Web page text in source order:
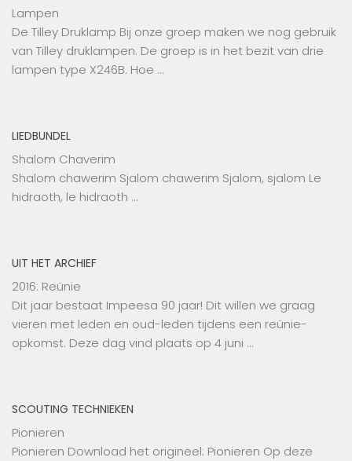
Lampen
De Tilley Druklamp Bij onze groep maken we nog gebruik
van Tilley druklampen. De groep is in het bezit van drie
lampen type X246B. Hoe …
LIEDBUNDEL
Shalom Chaverim
Shalom chawerim Sjalom chawerim Sjalom, sjalom Le
hidraoth, le hidraoth …
UIT HET ARCHIEF
2016: Reünie
Dit jaar bestaat Impeesa 90 jaar! Dit willen we graag
vieren met leden en oud-leden tijdens een reünie-
opkomst. Deze dag vind plaats op 4 juni …
SCOUTING TECHNIEKEN
Pionieren
Pionieren Download het origineel: Pionieren Op deze